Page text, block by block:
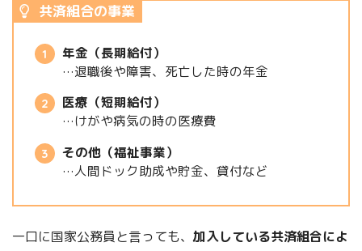
共済組合の事業
年金（長期給付）
…退職後や障害、死亡した時の年金
医療（短期給付）
…けがや病気の時の医療費
その他（福祉事業）
…人間ドック助成や貯金、貸付など
一口に国家公務員と言っても、加入している共済組合によ